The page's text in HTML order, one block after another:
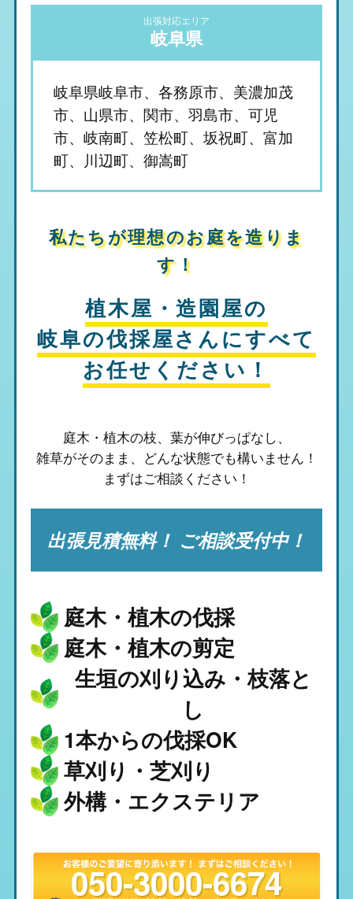
出張対応エリア
岐阜県
岐阜県岐阜市、各務原市、美濃加茂
市、山県市、関市、羽島市、可児
市、岐南町、笠松町、坂祝町、富加
町、川辺町、御嵩町
私たちが理想のお庭を造りま
す！
植木屋・造園屋の
岐阜の伐採屋さんにすべて
お任せください！
庭木・植木の枝、葉が伸びっぱなし、
雑草がそのまま、 どんな状態でも構いません！
まずはご相談ください！
出張見積無料！ ご相談受付中！
庭木・植木の伐採
1本からの伐採OK
庭木・植木の剪定
草刈り・芝刈り
生垣の刈り込み・枝落と
し
外構・エクステリア
050-3000-6674